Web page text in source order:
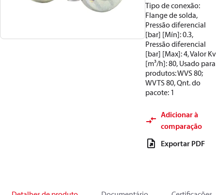
Tipo de conexão:
Flange de solda,
Pressão diferencial
[bar] [Mín]: 0.3,
Pressão diferencial
[bar] [Max]: 4, Valor Kv
[m³/h]: 80, Usado para
produtos: WVS 80;
WVTS 80, Qnt. do
pacote: 1
Adicionar à
comparação
Exportar PDF